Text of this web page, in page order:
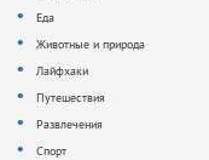
Еда
Животные и природа
Лайфхаки
Путешествия
Развлечения
Спорт